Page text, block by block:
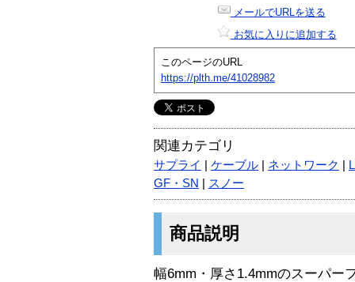
メールでURLを送る
お気に入りに追加する
このページのURL
https://plth.me/41028982
関連カテゴリ
サプライ ケーブル ネットワーク
GF・SN
スノー
商品説明
幅6mm・厚さ1.4mmのスーパー